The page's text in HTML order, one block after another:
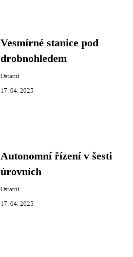
Vesmírné stanice pod
drobnohledem
Ostatní
17. 04. 2025
Autonomní řízení v šesti
úrovních
Ostatní
17. 04. 2025